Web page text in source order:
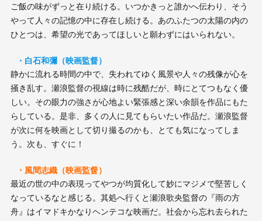
ご飯の味がずっと在り続ける。いつかきっと誰かへ伝わり、そう
やって人々の記憶の中に存在し続ける。あのふたつの太陽の内の
ひとつは、希望の光であってほしいと願わずにはいられない。
・白石和彌（映画監督）
静かに流れる時間の中で、失われてゆく風景や人々の残像が心を
掻き乱す。瀬浪監督の視線は時に残酷だが、時にとてつもなく優
しい。その眼力の強さが心地よい緊張感と深い余韻を作品にもた
らしている。是非、多くの人に見てもらいたい作品だ。瀬浪監督
が次に何を映画として切り撮るのかも、とても気になってしま
う。次も、すぐに！
・風間志織（映画監督）
最近の世の中の表現ってやつが均質化して妙にマジメで堅苦しく
なっているなと感じる。其処へ行くと瀬浪歌央監督の『雨の方
舟』はイマドキかなりヘンテコな映画だ。社会から忘れ去られた